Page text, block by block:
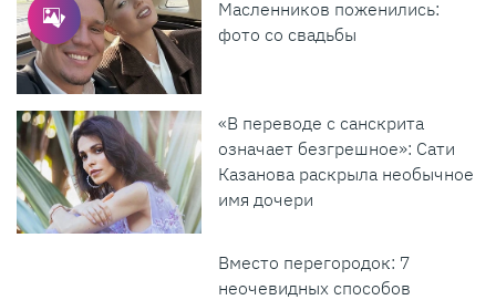
Масленников поженились:
фото со свадьбы
«В переводе с санскрита
означает безгрешное»: Сати
Казанова раскрыла необычное
имя дочери
Вместо перегородок: 7
неочевидных способов